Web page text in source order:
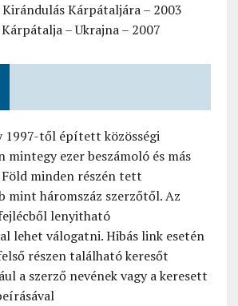
Kárpátaljára – 2003
– Ukrajna – 2007
1997-től épített közösségi
mintegy ezer beszámoló és más
minden részén tett
mint háromszáz szerzőtől. Az
lenyitható
lehet válogatni. Hibás link esetén
részen található keresőt
a szerző nevének vagy a keresett